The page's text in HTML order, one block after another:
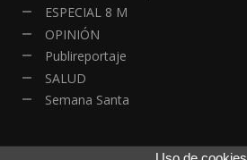
ESPECIAL 8 M
OPINIÓN
Publireportaje
SALUD
Semana Santa